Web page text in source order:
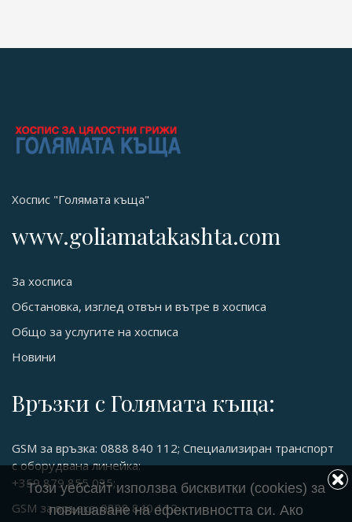
Хоспис "Голямата къща"
www.goliamatakashta.com
За хосписа
Обстановка, изглед отвън и вътре в хосписа
Общо за услугите на хосписа
Новини
Връзки с Голямата къща:
GSM за връзка: 0888 840 112; Специализиран транспорт
с оборудвана линейка:
+359 879 855 035;
GSM за връзка: 0888 840 112
Този уебсайт използва бисквитки (cookies) за
повишаване на ефективността си. Ако